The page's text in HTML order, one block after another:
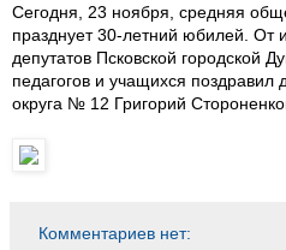
Сегодня, 23 ноября, средняя
празднует 30-летний юбилей. От
депутатов Псковской городской
педагогов и учащихся поздравил
округа № 12 Григорий
Комментариев нет: